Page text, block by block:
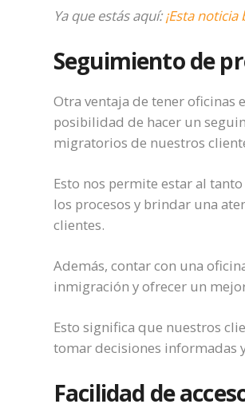
Ya que estás aquí:¡Esta
Seguimiento de
Otra ventaja de tener oficinas
posibilidad de hacer un
migratorios de nuestros
Esto nos permite estar al
los procesos y brindar una
clientes.
Además, contar con una
inmigración y ofrecer un
Esto significa que nuestros
tomar decisiones informadas
Facilidad de